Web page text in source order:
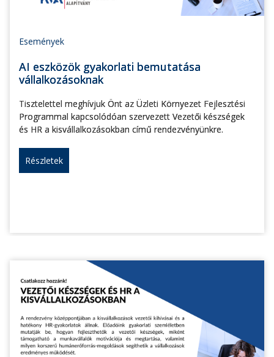
Események
AI eszközök gyakorlati bemutatása
vállalkozásoknak
Tisztelettel meghívjuk Önt az Üzleti Környezet Fejlesztési
Programmal kapcsolódóan szervezett Vezetői készségek
és HR a kisvállalkozásokban című rendezvényünkre.
Részletek